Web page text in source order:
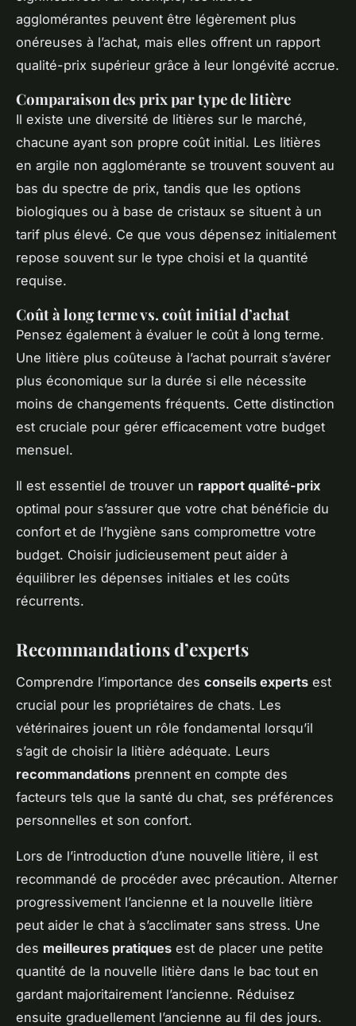
agglomérantes peuvent être légèrement plus
onéreuses à l’achat, mais elles offrent un rapport
qualité-prix supérieur grâce à leur longévité accrue.
Comparaison des prix par type de litière
Il existe une diversité de litières sur le marché,
chacune ayant son propre coût initial. Les litières
en argile non agglomérante se trouvent souvent au
bas du spectre de prix, tandis que les options
biologiques ou à base de cristaux se situent à un
tarif plus élevé. Ce que vous dépensez initialement
repose souvent sur le type choisi et la quantité
requise.
Coût à long terme vs. coût initial d’achat
Pensez également à évaluer le coût à long terme.
Une litière plus coûteuse à l’achat pourrait s’avérer
plus économique sur la durée si elle nécessite
moins de changements fréquents. Cette distinction
est cruciale pour gérer efficacement votre budget
mensuel.
Il est essentiel de trouver un rapport qualité-prix
optimal pour s’assurer que votre chat bénéficie du
confort et de l’hygiène sans compromettre votre
budget. Choisir judicieusement peut aider à
équilibrer les dépenses initiales et les coûts
récurrents.
Recommandations d’experts
Comprendre l’importance des conseils experts est
crucial pour les propriétaires de chats. Les
vétérinaires jouent un rôle fondamental lorsqu’il
s’agit de choisir la litière adéquate. Leurs
recommandations prennent en compte des
facteurs tels que la santé du chat, ses préférences
personnelles et son confort.
Lors de l’introduction d’une nouvelle litière, il est
recommandé de procéder avec précaution. Alterner
progressivement l’ancienne et la nouvelle litière
peut aider le chat à s’acclimater sans stress. Une
des meilleures pratiques est de placer une petite
quantité de la nouvelle litière dans le bac tout en
gardant majoritairement l’ancienne. Réduisez
ensuite graduellement l’ancienne au fil des jours.